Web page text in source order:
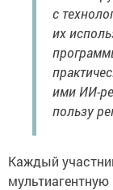
с
их
ими ИИ-
пользу
Каждый